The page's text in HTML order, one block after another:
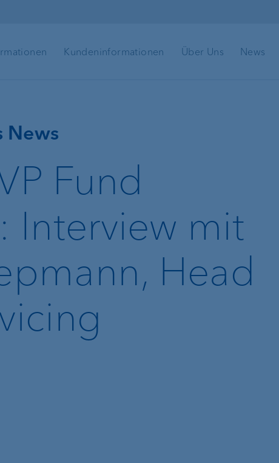
Kundeninformationen Über Uns News
News
Fund
Interview mit
Head